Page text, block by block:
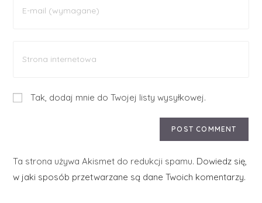
Tak, dodaj mnie do Twojej listy wysyłkowej.
Ta strona używa Akismet do redukcji spamu. Dowiedz się,
w jaki sposób przetwarzane są dane Twoich komentarzy.